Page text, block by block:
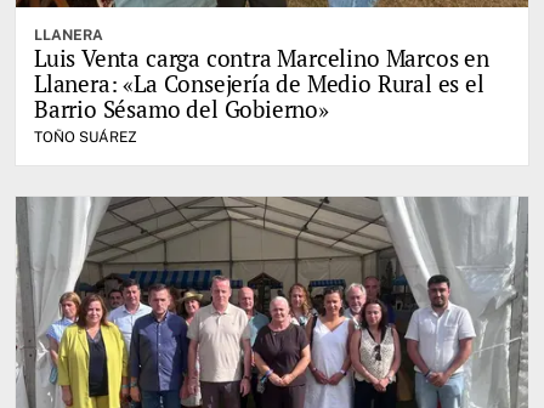
LLANERA
Luis Venta carga contra Marcelino Marcos en
Llanera: «La Consejería de Medio Rural es el
Barrio Sésamo del Gobierno»
TOÑO SUÁREZ